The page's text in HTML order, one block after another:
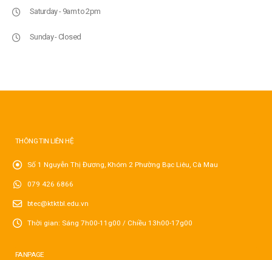
Saturday - 9am to 2pm
Sunday - Closed
THÔNG TIN LIÊN HỆ
Số 1 Nguyễn Thị Đương, Khóm 2 Phường Bạc Liêu, Cà Mau
079 426 6866
btec@ktktbl.edu.vn
Thời gian: Sáng 7h00-11g00 / Chiều 13h00-17g00
FANPAGE